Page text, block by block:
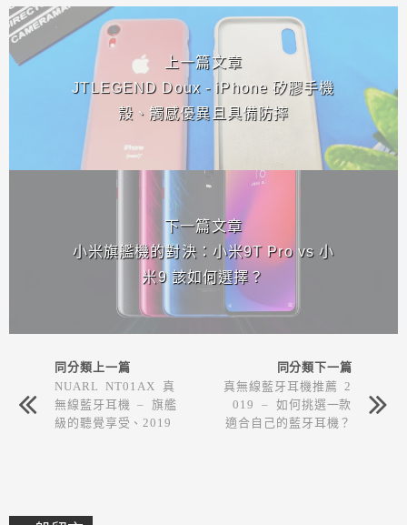
相連文章
上一篇文章
JTLEGEND Doux - iPhone 矽膠手機
殼、觸感優異且具備防摔
下一篇文章
小米旗艦機的對決：小米9T Pro vs 小
米9 該如何選擇？
同分類上一篇
NUARL NT01AX 真
無線藍牙耳機 – 旗艦
級的聽覺享受、2019
同分類下一篇
真無線藍牙耳機推薦 2
019 – 如何挑選一款
適合自己的藍牙耳機？